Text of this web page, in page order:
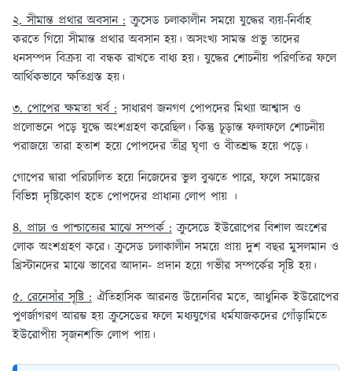
২. সীমান্ত প্রথার অবসান : ক্রুসেড চলাকালীন সময়ে যুদ্ধের ব্যয়-নির্বাহ
করতে গিয়ে সীমান্ত প্রথার অবসান হয়। অসংখ্য সামন্ত প্রভু তাদের
ধনসম্পদ বিক্রয় বা বন্ধক রাখতে বাধ্য হয়। যুদ্ধের শোচনীয় পরিণতির ফলে
আর্থিকভাবে ক্ষতিগ্রস্ত হয়।
৩. পোপের ক্ষমতা খর্ব : সাধারণ জনগণ পোপদের মিথ্যা আশ্বাস ও
প্রলোভনে পড়ে যুদ্ধে অংশগ্রহণ করেছিল। কিন্তু চূড়ান্ত ফলাফলে শোচনীয়
পরাজয়ে তারা হতাশ হয়ে পোপদের তীব্র ঘৃণা ও বীতশ্রদ্ধ হয়ে পড়ে।
গোপের দ্বারা পরিচালিত হয়ে নিজেদের ভুল বুঝতে পারে, ফলে সমাজের
বিভিন্ন দৃষ্টিকোণ হতে পোপদের প্রাধান্য লোপ পায় ।
৪. প্রাচ্য ও পাশ্চাত্যের মাঝে সম্পর্ক : ক্রুসেডে ইউরোপের বিশাল অংশের
লোক অংশগ্রহণ করে। ক্রুসেড চলাকালীন সময়ে প্রায় দুশ বছর মুসলমান ও
খ্রিস্টানদের মাঝে ভাবের আদান- প্রদান হয়ে গভীর সম্পর্কের সৃষ্টি হয়।
৫. রেনেসাঁর সৃষ্টি : ঐতিহাসিক আরনত্ত উয়েনবির মতে, আধুনিক ইউরোপের
পুণর্জাগরণ আরম্ভ হয় ক্রুসেডের ফলে মধ্যযুগের ধর্মযাজকদের গোঁড়ামিতে
ইউরোপীয় সৃজনশক্তি লোপ পায়।